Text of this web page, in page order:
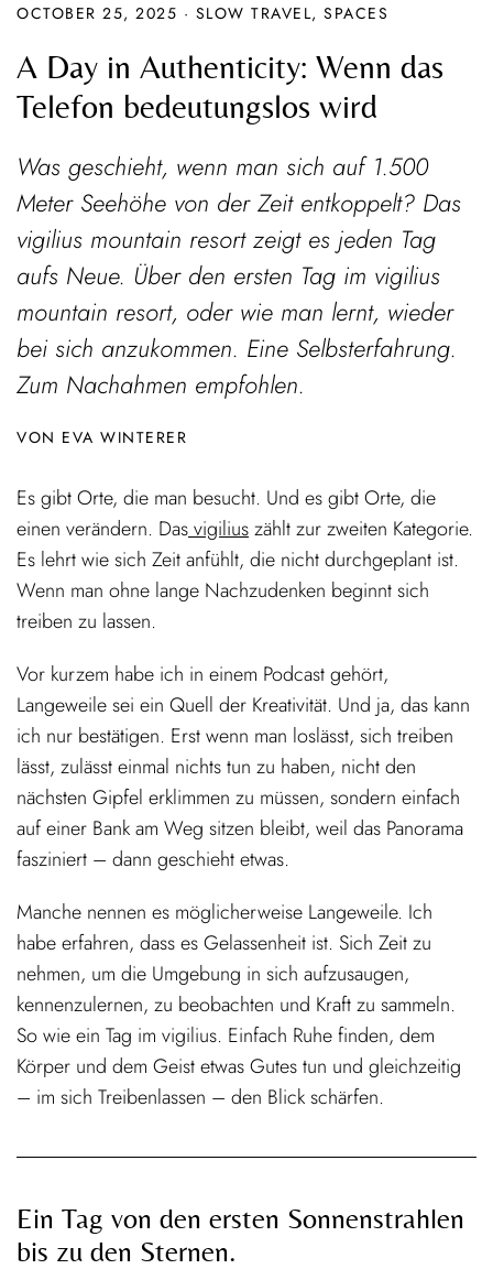
OCTOBER 25, 2025 · SLOW TRAVEL, SPACES
A Day in Authenticity: Wenn das
Telefon bedeutungslos wird
Was geschieht, wenn man sich auf 1.500
Meter Seehöhe von der Zeit entkoppelt? Das
vigilius mountain resort zeigt es jeden Tag
aufs Neue. Über den ersten Tag im vigilius
mountain resort, oder wie man lernt, wieder
bei sich anzukommen. Eine Selbsterfahrung.
Zum Nachahmen empfohlen.
VON EVA WINTERER
Es gibt Orte, die man besucht. Und es gibt Orte, die
einen verändern. Dasvigiliuszählt zur zweiten Kategorie.
Es lehrt wie sich Zeit anfühlt, die nicht durchgeplant ist.
Wenn man ohne lange Nachzudenken beginnt sich
treiben zu lassen.
Vor kurzem habe ich in einem Podcast gehört,
Langeweile sei ein Quell der Kreativität. Und ja, das kann
ich nur bestätigen. Erst wenn man loslässt, sich treiben
lässt, zulässt einmal nichts tun zu haben, nicht den
nächsten Gipfel erklimmen zu müssen, sondern einfach
auf einer Bank am Weg sitzen bleibt, weil das Panorama
fasziniert – dann geschieht etwas.
Manche nennen es möglicherweise Langeweile. Ich
habe erfahren, dass es Gelassenheit ist. Sich Zeit zu
nehmen, um die Umgebung in sich aufzusaugen,
kennenzulernen, zu beobachten und Kraft zu sammeln.
So wie ein Tag im vigilius. Einfach Ruhe finden, dem
Körper und dem Geist etwas Gutes tun und gleichzeitig
– im sich Treibenlassen – den Blick schärfen.
Ein Tag von den ersten Sonnenstrahlen
bis zu den Sternen.